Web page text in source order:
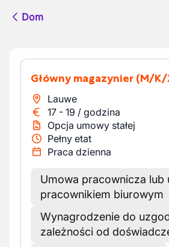
Dom
Główny magazynier (M/K/
Lauwe
17 - 19 / godzina
Opcja umowy stałej
Pełny etat
Praca dzienna
Umowa pracownicza lub
pracownikiem biurowym
Wynagrodzenie do
zależności od